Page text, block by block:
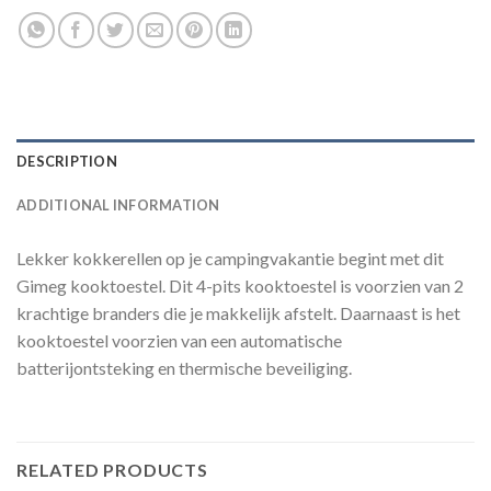
DESCRIPTION
ADDITIONAL INFORMATION
Lekker kokkerellen op je campingvakantie begint met dit
Gimeg kooktoestel. Dit 4-pits kooktoestel is voorzien van 2
krachtige branders die je makkelijk afstelt. Daarnaast is het
kooktoestel voorzien van een automatische
batterijontsteking en thermische beveiliging.
RELATED PRODUCTS